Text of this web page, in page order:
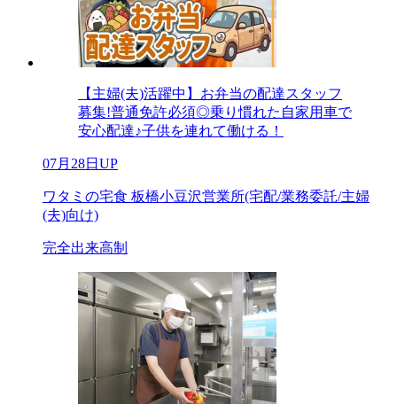
【主婦(夫)活躍中】お弁当の配達スタッフ
募集!普通免許必須◎乗り慣れた自家用車で
安心配達♪子供を連れて働ける！
07月28日UP
ワタミの宅食 板橋小豆沢営業所(宅配/業務委託/主婦
(夫)向け)
完全出来高制